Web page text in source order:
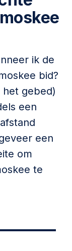
ik de
bid?
gebed)
een
een
om
te